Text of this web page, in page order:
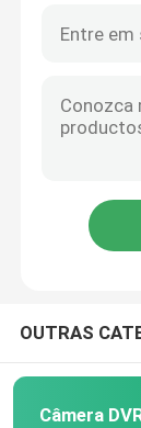
Câmera de
OUTRAS
Câmera